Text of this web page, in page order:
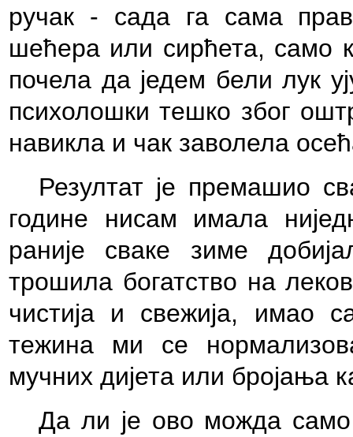
ручак - сада га сама
шећера или сирћета, само
почела да једем бели лук
психолошки тешко због
навикла и чак заволела
Резултат је премашио
године нисам имала
раније сваке зиме
трошила богатство на
чистија и свежија, имао
тежина ми се
мучних дијета или бројања
Да ли је ово можда само